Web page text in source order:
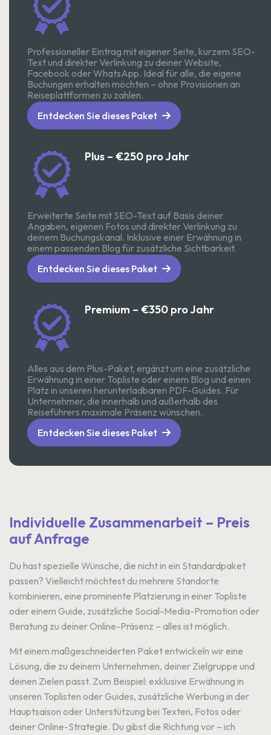
Professioneller Eintrag mit eigener Seite, kurzem SEO-
Text und direkter Verlinkung zu deiner Website,
Facebook oder WhatsApp. Ideal für alle, die eigene
Buchungen erhalten möchten – ohne Provisionen an
Reiseplattformen zu zahlen.
Entdecken Sie dieses Paket
Plus – €250 pro Jahr
Erweiterte Seite mit SEO-Text auf Basis deiner
Angaben, eigenen Fotos und direkter Verlinkung zu
deinem Buchungskanal. Inklusive einer Erwähnung in
einem passenden Blog für zusätzliche Sichtbarkeit.
Entdecken Sie dieses Paket
Premium – €350 pro Jahr
Alles aus dem Plus-Paket, ergänzt um eine zusätzliche
Erwähnung in einer Topliste oder einem Blog und einen
Platz in unseren herunterladbaren PDF-Guides. Für
Unternehmer, die innerhalb und außerhalb des
Reiseführers maximale Präsenz wünschen.
Entdecken Sie dieses Paket
Individuelle Zusammenarbeit – Preis
auf Anfrage
Du hast spezielle Wünsche, die nicht in ein Standardpaket
passen? Vielleicht möchtest du mehrere Standorte
kombinieren, eine prominente Platzierung in einer Topliste
oder einem Guide, zusätzliche Social-Media-Promotion oder
Beratung zu deiner Online-Präsenz – alles ist möglich.
Mit einem maßgeschneiderten Paket entwickeln wir eine
Lösung, die zu deinem Unternehmen, deiner Zielgruppe und
deinen Zielen passt. Zum Beispiel: exklusive Erwähnung in
unseren Toplisten oder Guides, zusätzliche Werbung in der
Hauptsaison oder Unterstützung bei Texten, Fotos oder
deiner Online-Strategie. Du gibst die Richtung vor – ich